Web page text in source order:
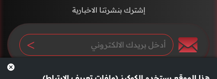
إشترك بنشرتنا الاخبارية